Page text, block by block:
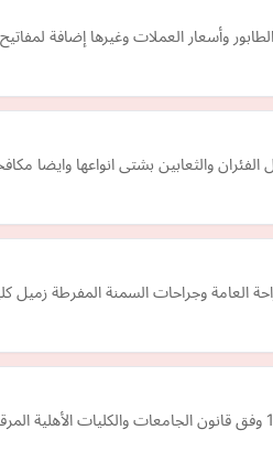
وأسعار العملات وغيرها إضافة
والثعابين بشتى انواعها وايضا
العامة وجراحات السمنة المفرطة زميل